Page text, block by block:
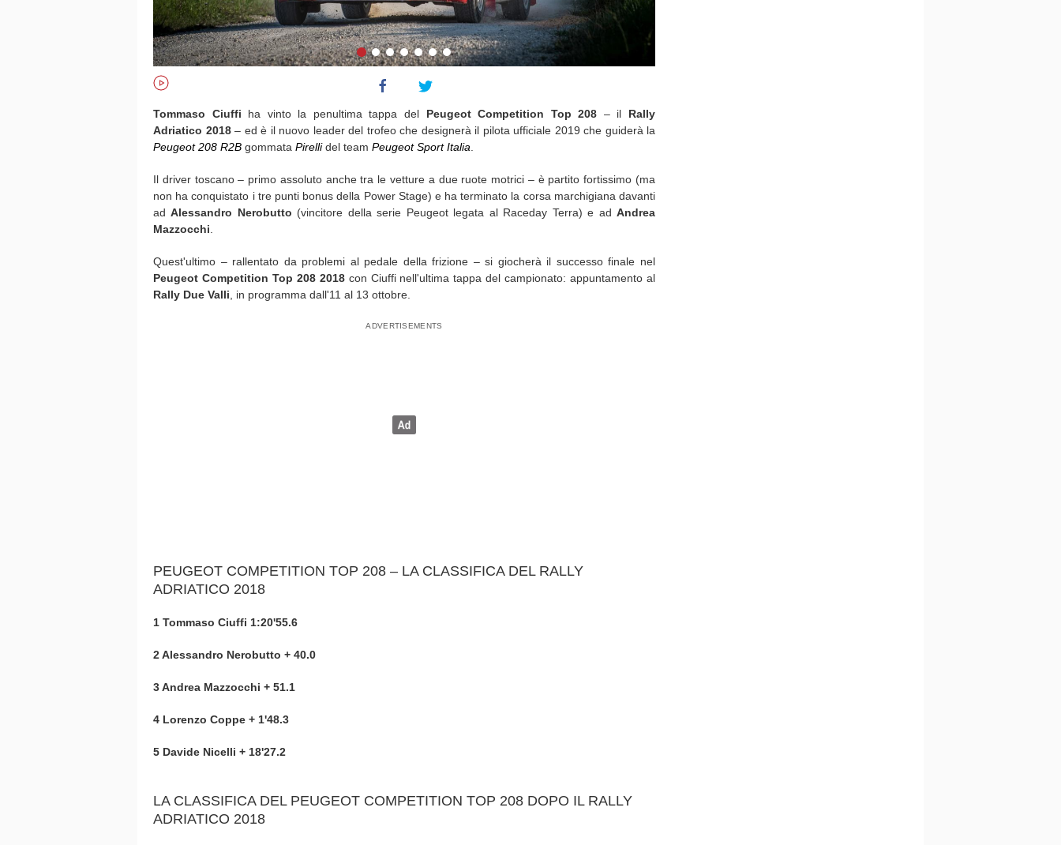
Tommaso Ciuffi ha vinto la penultima tappa del Peugeot Competition Top 208 – il Rally
Adriatico 2018– ed è il nuovo leader del trofeo che designerà il pilota ufficiale 2019 che guiderà la
Peugeot 208 R2B gommata Pirellidel team Peugeot Sport Italia
Il driver toscano – primo assoluto anche tra le vetture a due ruote motrici – è partito fortissimo (ma
non ha conquistato i tre punti bonus della Power Stage) e ha terminato la corsa marchigiana davanti
adAlessandro Nerobutto (vincitore della serie Peugeot legata al Raceday Terra) e adAndrea
Mazzocchi
Quest'ultimo – rallentato da problemi al pedale della frizione – si giocherà il successo finale nel
Peugeot Competition Top 208 2018con Ciuffi nell'ultima tappa del campionato: appuntamento al
Rally Due Valli , in programma dall'11 al 13 ottobre.
PEUGEOT COMPETITION TOP 208 – LA CLASSIFICA DEL RALLY
ADRIATICO 2018
1 Tommaso Ciuffi 1:20'55.6
2 Alessandro Nerobutto + 40.0
3 Andrea Mazzocchi + 51.1
4 Lorenzo Coppe + 1'48.3
5 Davide Nicelli + 18'27.2
LA CLASSIFICA DEL PEUGEOT COMPETITION TOP 208 DOPO IL RALLY
ADRIATICO 2018